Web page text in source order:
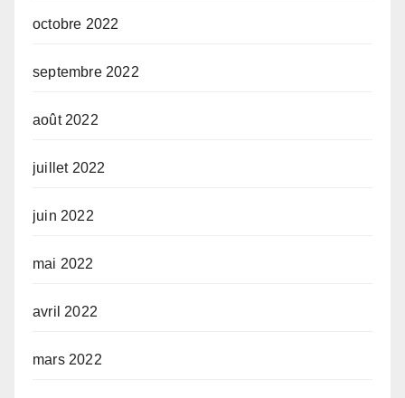
octobre 2022
septembre 2022
août 2022
juillet 2022
juin 2022
mai 2022
avril 2022
mars 2022